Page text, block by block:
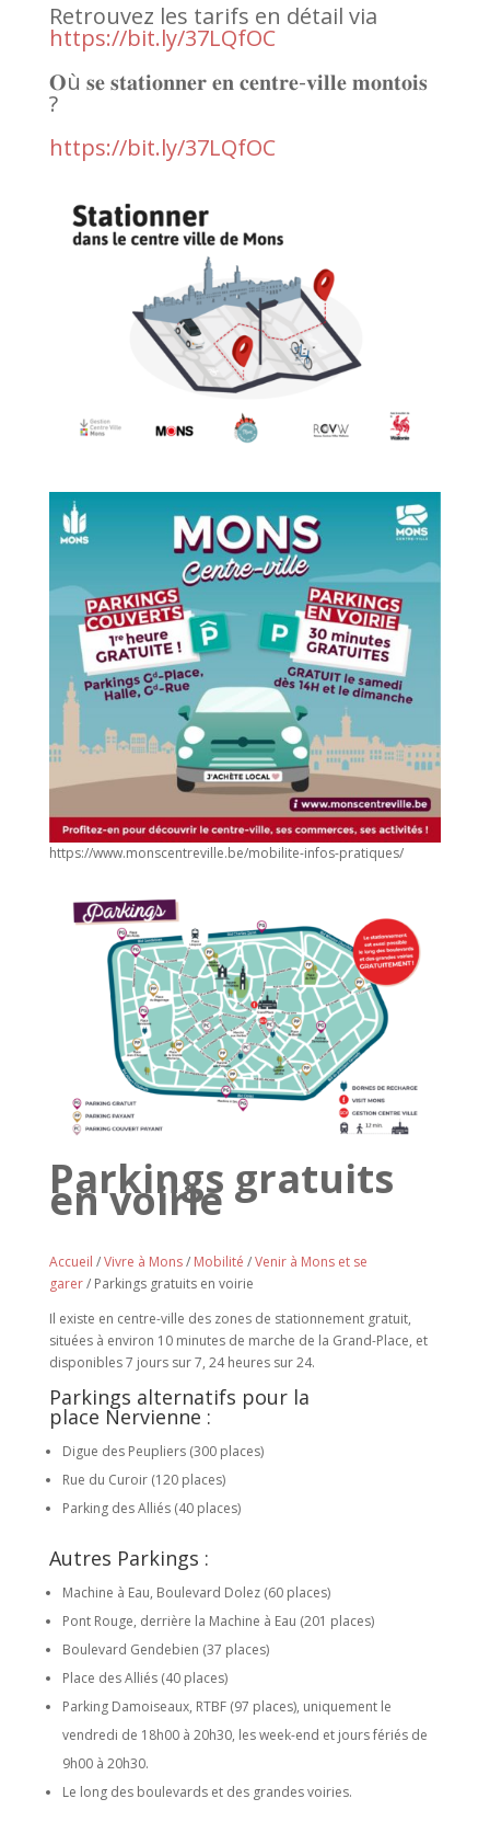
Retrouvez les tarifs en détail via
https://bit.ly/37LQfOC
𝐎ù 𝐬𝐞 𝐬𝐭𝐚𝐭𝐢𝐨𝐧𝐧𝐞𝐫 𝐞𝐧 𝐜𝐞𝐧𝐭𝐫𝐞-𝐯𝐢𝐥𝐥𝐞 𝐦𝐨𝐧𝐭𝐨𝐢𝐬
?
https://bit.ly/37LQfOC
https://www.monscentreville.be/mobilite-infos-pratiques/
Parkings gratuits
en voirie
Accueil /Vivre à Mons/ Mobilité /Venir à Mons et se
garer/ Parkings gratuits en voirie
Il existe en centre-ville des zones de stationnement gratuit,
situées à environ 10 minutes de marche de la Grand-Place, et
disponibles 7 jours sur 7, 24 heures sur 24.
Parkings alternatifs pour la
place Nervienne :
Digue des Peupliers (300 places)
Rue du Curoir (120 places)
Parking des Alliés (40 places)
Autres Parkings :
Machine à Eau, Boulevard Dolez (60 places)
Pont Rouge, derrière la Machine à Eau (201 places)
Boulevard Gendebien (37 places)
Place des Alliés (40 places)
Parking Damoiseaux, RTBF (97 places), uniquement le
vendredi de 18h00 à 20h30, les week-end et jours fériés de
9h00 à 20h30.
Le long des boulevards et des grandes voiries.